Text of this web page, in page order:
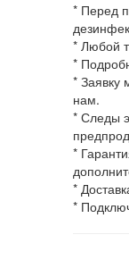
* Перед
* Любой
*
* Заявку
нам.
* Следы
*
*
*